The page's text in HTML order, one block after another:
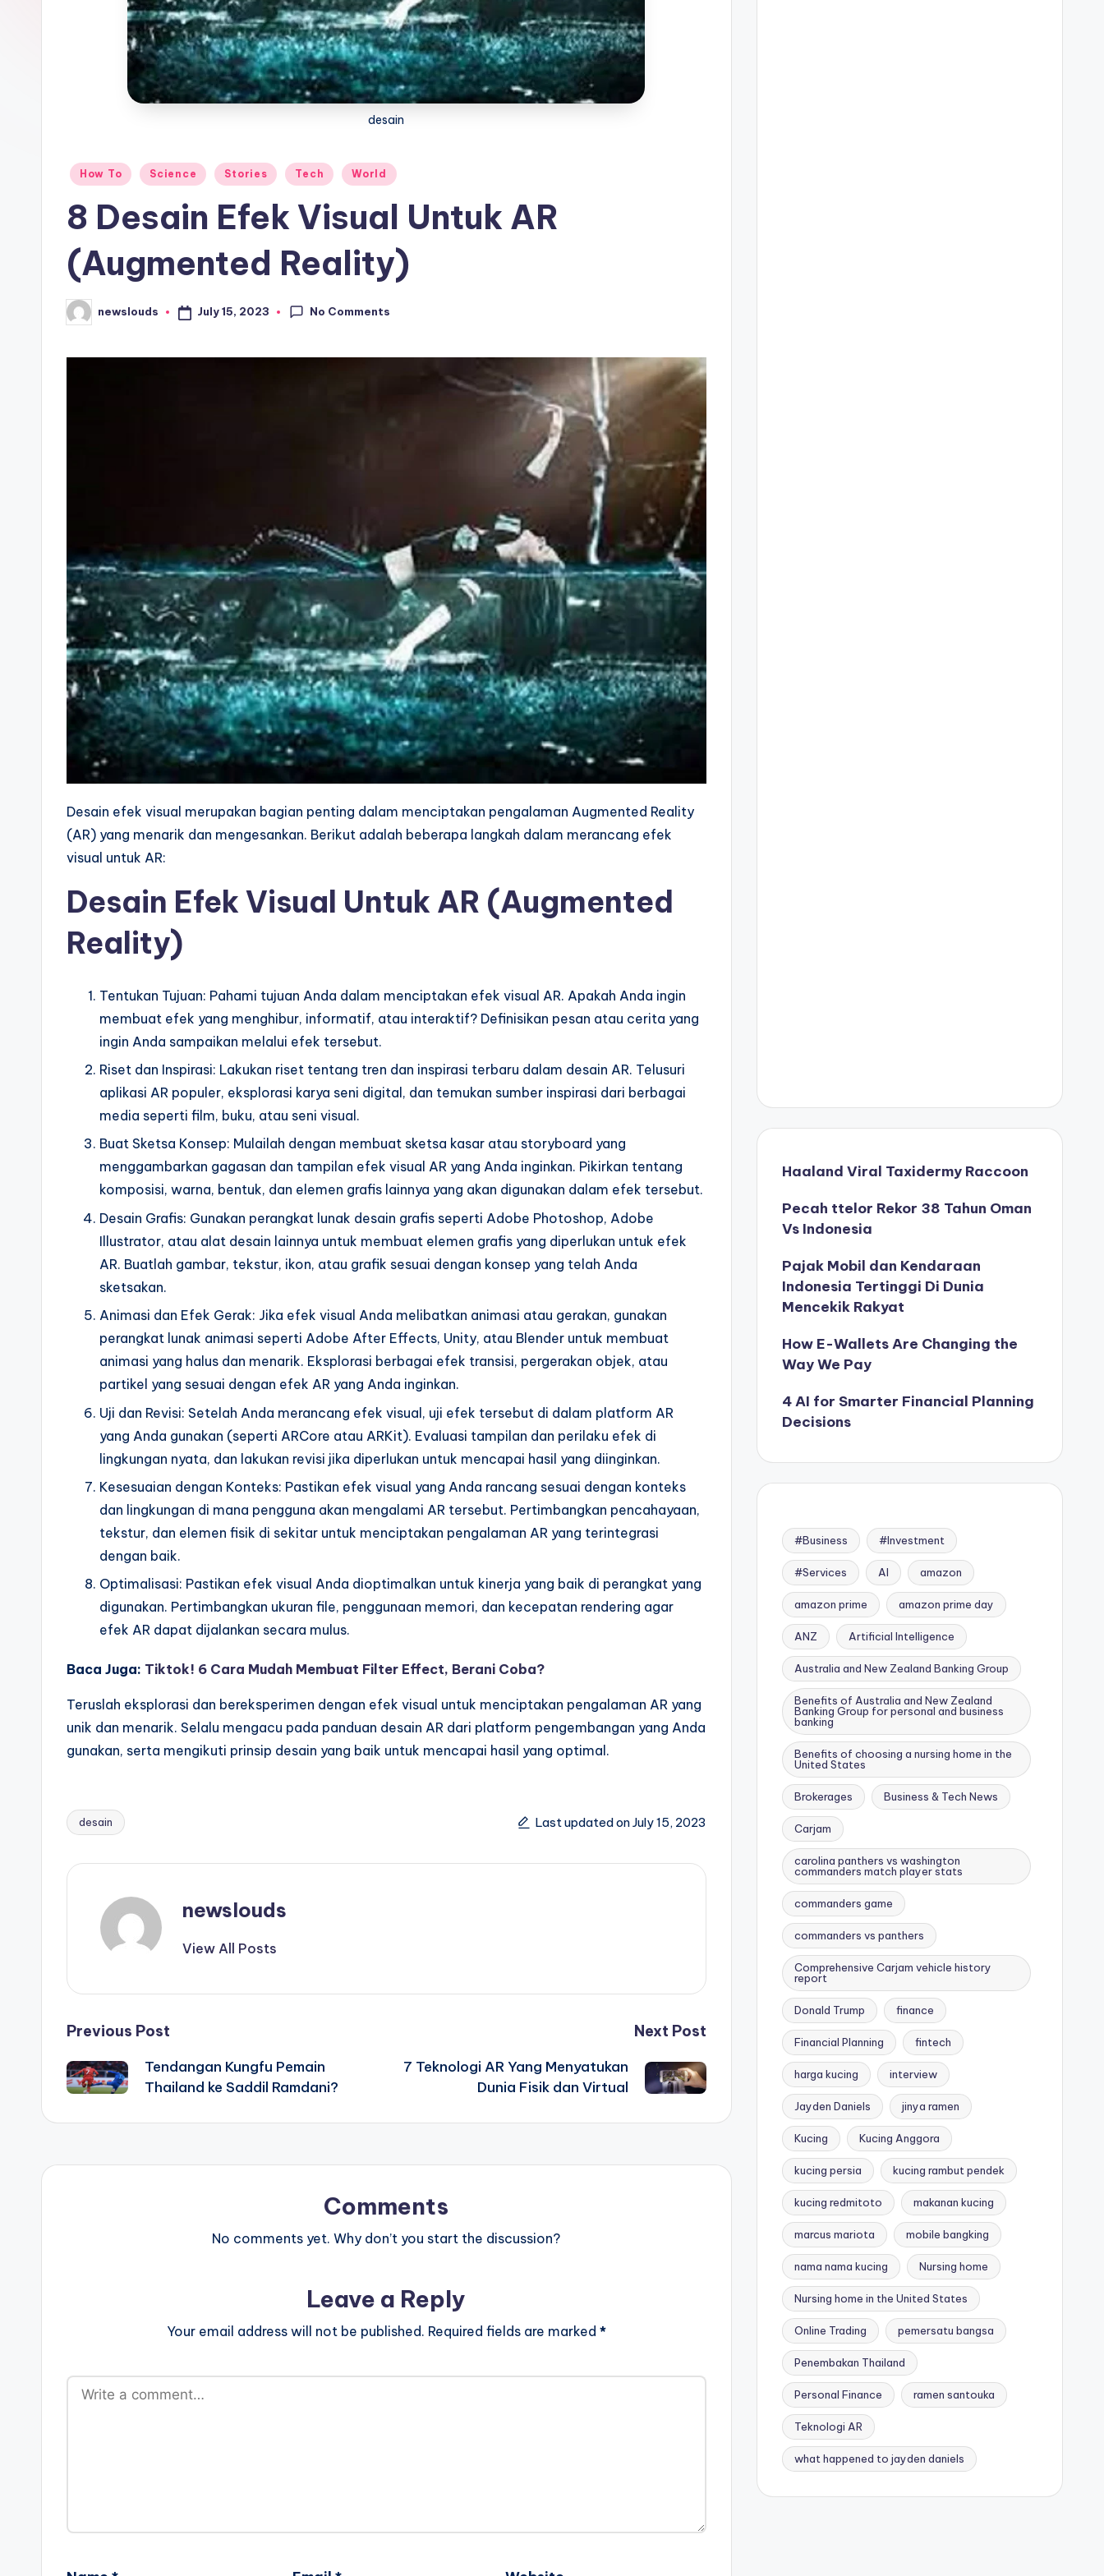
desain
Posted
How To Science Stories Tech World
8 Desain Efek Visual Untuk AR
(Augmented Reality)
Posted
by
newslouds July 15, 2023 No Comments
Desain efek visual merupakan bagian penting dalam menciptakan pengalaman Augmented Reality
(AR) yang menarik dan mengesankan. Berikut adalah beberapa langkah dalam merancang efek
visual untuk AR:
Desain Efek Visual Untuk AR (Augmented
Reality)
Tentukan Tujuan: Pahami tujuan Anda dalam menciptakan efek visual AR. Apakah Anda ingin
membuat efek yang menghibur, informatif, atau interaktif? Definisikan pesan atau cerita yang
ingin Anda sampaikan melalui efek tersebut.
Riset dan Inspirasi: Lakukan riset tentang tren dan inspirasi terbaru dalam desain AR. Telusuri
aplikasi AR populer, eksplorasi karya seni digital, dan temukan sumber inspirasi dari berbagai
media seperti film, buku, atau seni visual.
Buat Sketsa Konsep: Mulailah dengan membuat sketsa kasar atau storyboard yang
menggambarkan gagasan dan tampilan efek visual AR yang Anda inginkan. Pikirkan tentang
komposisi, warna, bentuk, dan elemen grafis lainnya yang akan digunakan dalam efek tersebut.
Desain Grafis: Gunakan perangkat lunak desain grafis seperti Adobe Photoshop, Adobe
Illustrator, atau alat desain lainnya untuk membuat elemen grafis yang diperlukan untuk efek
AR. Buatlah gambar, tekstur, ikon, atau grafik sesuai dengan konsep yang telah Anda
sketsakan.
Animasi dan Efek Gerak: Jika efek visual Anda melibatkan animasi atau gerakan, gunakan
perangkat lunak animasi seperti Adobe After Effects, Unity, atau Blender untuk membuat
animasi yang halus dan menarik. Eksplorasi berbagai efek transisi, pergerakan objek, atau
partikel yang sesuai dengan efek AR yang Anda inginkan.
Uji dan Revisi: Setelah Anda merancang efek visual, uji efek tersebut di dalam platform AR
yang Anda gunakan (seperti ARCore atau ARKit). Evaluasi tampilan dan perilaku efek di
lingkungan nyata, dan lakukan revisi jika diperlukan untuk mencapai hasil yang diinginkan.
Kesesuaian dengan Konteks: Pastikan efek visual yang Anda rancang sesuai dengan konteks
dan lingkungan di mana pengguna akan mengalami AR tersebut. Pertimbangkan pencahayaan,
tekstur, dan elemen fisik di sekitar untuk menciptakan pengalaman AR yang terintegrasi
dengan baik.
Optimalisasi: Pastikan efek visual Anda dioptimalkan untuk kinerja yang baik di perangkat yang
digunakan. Pertimbangkan ukuran file, penggunaan memori, dan kecepatan rendering agar
efek AR dapat dijalankan secara mulus.
Baca Juga: Tiktok! 6 Cara Mudah Membuat Filter Effect, Berani Coba?
Teruslah eksplorasi dan bereksperimen dengan efek visual untuk menciptakan pengalaman AR yang
unik dan menarik. Selalu mengacu pada panduan desain AR dari platform pengembangan yang Anda
gunakan, serta mengikuti prinsip desain yang baik untuk mencapai hasil yang optimal.
Tags:
desain Last updated on July 15, 2023
newslouds
View All Posts
Post
navigation
Previous Post
Tendangan Kungfu Pemain
Thailand ke Saddil Ramdani?
Next Post
7 Teknologi AR Yang Menyatukan
Dunia Fisik dan Virtual
Comments
No comments yet. Why don’t you start the discussion?
Leave a Reply
Your email address will not be published. Required fields are marked *
Haaland Viral Taxidermy Raccoon
Pecah ttelor Rekor 38 Tahun Oman
Vs Indonesia
Pajak Mobil dan Kendaraan
Indonesia Tertinggi Di Dunia
Mencekik Rakyat
How E-Wallets Are Changing the
Way We Pay
4 AI for Smarter Financial Planning
Decisions
#Business #Investment
#Services AI amazon
amazon prime amazon prime day
ANZ Artificial Intelligence
Australia and New Zealand Banking Group
Benefits of Australia and New Zealand
Banking Group for personal and business
banking
Benefits of choosing a nursing home in the
United States
Brokerages Business & Tech News
Carjam
carolina panthers vs washington
commanders match player stats
commanders game
commanders vs panthers
Comprehensive Carjam vehicle history
report
Donald Trump finance
Financial Planning fintech
harga kucing interview
Jayden Daniels jinya ramen
Kucing Kucing Anggora
kucing persia kucing rambut pendek
kucing redmitoto makanan kucing
marcus mariota mobile bangking
nama nama kucing Nursing home
Nursing home in the United States
Online Trading pemersatu bangsa
Penembakan Thailand
Personal Finance ramen santouka
Teknologi AR
what happened to jayden daniels